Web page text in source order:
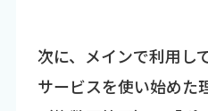
次に、メインで利用し
サービスを使い始めた